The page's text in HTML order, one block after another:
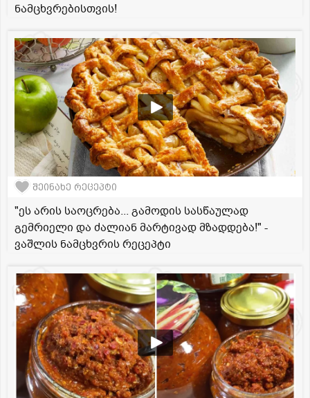
ნამცხვრებისთვის!
შეინახე რეცეპტი
"ეს არის საოცრება... გამოდის სასწაულად
გემრიელი და ძალიან მარტივად მზადდება!" -
ვაშლის ნამცხვრის რეცეპტი